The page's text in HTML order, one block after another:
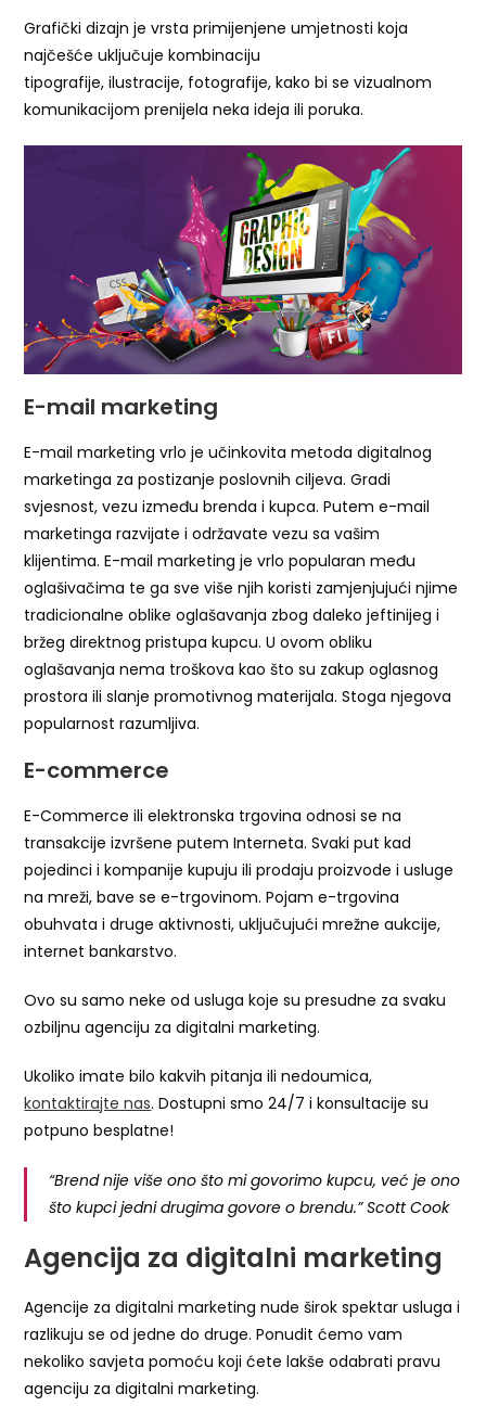
Grafički dizajn je vrsta primijenjene umjetnosti koja
najčešće uključuje kombinaciju
tipografije, ilustracije, fotografije, kako bi se vizualnom
komunikacijom prenijela neka ideja ili poruka.
E-mail marketing
E-mail marketing vrlo je učinkovita metoda digitalnog
marketinga za postizanje poslovnih ciljeva. Gradi
svjesnost, vezu između brenda i kupca. Putem e-mail
marketinga razvijate i održavate vezu sa vašim
klijentima. E-mail marketing je vrlo popularan među
oglašivačima te ga sve više njih koristi zamjenjujući njime
tradicionalne oblike oglašavanja zbog daleko jeftinijeg i
bržeg direktnog pristupa kupcu. U ovom obliku
oglašavanja nema troškova kao što su zakup oglasnog
prostora ili slanje promotivnog materijala. Stoga njegova
popularnost razumljiva.
E-commerce
E-Commerce ili elektronska trgovina odnosi se na
transakcije izvršene putem Interneta. Svaki put kad
pojedinci i kompanije kupuju ili prodaju proizvode i usluge
na mreži, bave se e-trgovinom. Pojam e-trgovina
obuhvata i druge aktivnosti, uključujući mrežne aukcije,
internet bankarstvo.
Ovo su samo neke od usluga koje su presudne za svaku
ozbiljnu agenciju za digitalni marketing.
Ukoliko imate bilo kakvih pitanja ili nedoumica,
kontaktirajte nas. Dostupni smo 24/7 i konsultacije su
potpuno besplatne!
“Brend nije više ono što mi govorimo kupcu, već je ono
što kupci jedni drugima govore o brendu.” Scott Cook
Agencija za digitalni marketing
Agencije za digitalni marketing nude širok spektar usluga i
razlikuju se od jedne do druge. Ponudit ćemo vam
nekoliko savjeta pomoću koji ćete lakše odabrati pravu
agenciju za digitalni marketing.